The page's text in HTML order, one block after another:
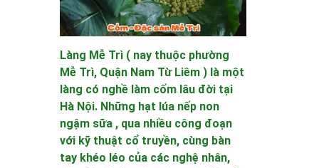
Làng Mễ Trì ( nay thuộc phường
Mễ Trì, Quận Nam Từ Liêm ) là một
làng có nghề làm cốm lâu đời tại
Hà Nội. Những hạt lúa nếp non
ngậm sữa , qua nhiều công đoạn
với kỹ thuật cổ truyền, cùng bàn
tay khéo léo của các nghệ nhân,